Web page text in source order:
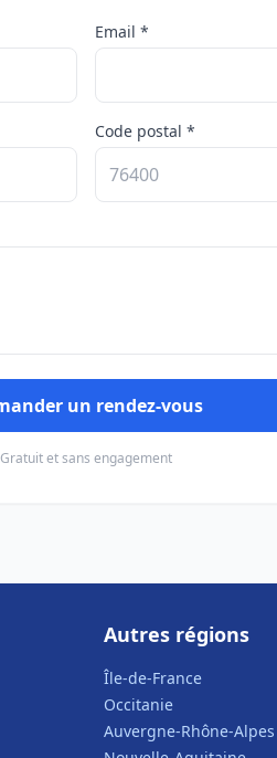
Email *
Code postal *
un rendez-vous
Gratuit et sans engagement
Autres régions
Île-de-France
Occitanie
Auvergne-Rhône-Alpes